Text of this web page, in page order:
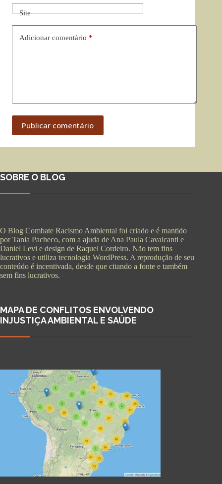
Site
Adicionar comentário *
Publicar comentário
SOBRE O BLOG
O Blog Combate Racismo Ambiental foi criado e é mantido
por Tania Pacheco, com a ajuda de Ana Paula Cavalcanti e
Daniel Levi e design de Raquel Cordeiro. Não tem fins
lucrativos e utiliza tecnologia WordPress. A reprodução de seu
conteúdo é incentivada, desde que citando a fonte e também
sem fins lucrativos.
MAPA DE CONFLITOS ENVOLVENDO
INJUSTIÇA AMBIENTAL E SAÚDE